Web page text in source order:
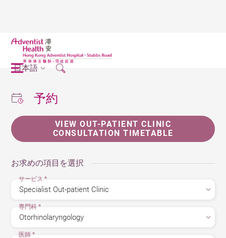
日本語
予約
VIEW OUT-PATIENT CLINIC
CONSULTATION TIMETABLE
お求めの項目を選択
サービス*
専門科*
医師*